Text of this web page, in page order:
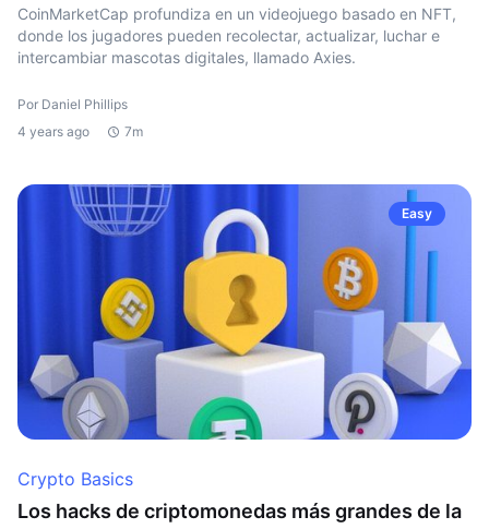
CoinMarketCap profundiza en un videojuego basado en NFT,
donde los jugadores pueden recolectar, actualizar, luchar e
intercambiar mascotas digitales, llamado Axies.
Por Daniel Phillips
4 years ago
7m
Easy
Crypto Basics
Los hacks de criptomonedas más grandes de la